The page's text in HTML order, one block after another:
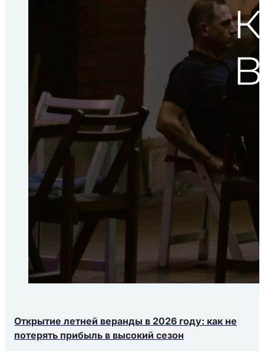
Открытие летней веранды в 2026 году: как не
потерять прибыль в высокий сезон